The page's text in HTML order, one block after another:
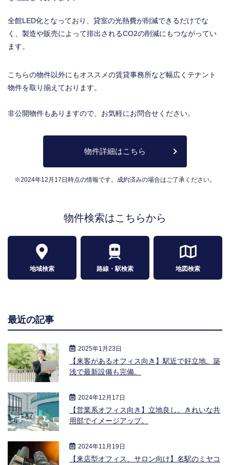
全館LED化となっており、貸室の光熱費が削減できるだけでな
く、製造や販売によって排出されるCO2の削減にもつながってい
ます。
こちらの物件以外にもオススメの賃貸事務所など幅広くテナント
物件を取り揃えております。
非公開物件もありますので、お気軽にお問合せください。
物件詳細はこちら
※2024年12月17日時点の情報です。成約済みの場合はご了承ください。
物件検索はこちらから
地域検索 路線・駅検索 地図検索
最近の記事
2025年1月23日
【来客があるオフィス向き】駅近で好立地。築
浅で最新設備も完備。
2024年12月17日
【営業系オフィス向き】立地良し。きれいな共
用部でイメージアップ。
2024年11月19日
【来店型オフィス、サロン向け】名駅のミヤコ